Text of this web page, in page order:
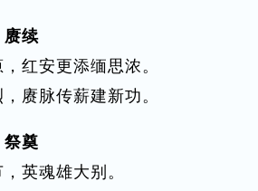
赓续
红安更添缅思浓。
赓脉传薪建新功。
祭奠
英魂雄大别。